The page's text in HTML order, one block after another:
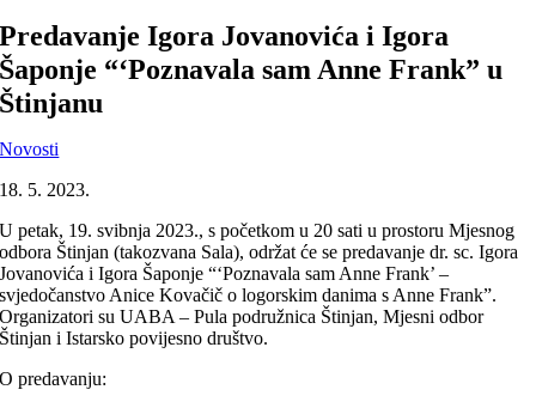
Predavanje Igora Jovanovića i Igora
Šaponje “‘Poznavala sam Anne Frank” u
Štinjanu
Novosti
18. 5. 2023.
U petak, 19. svibnja 2023., s početkom u 20 sati u prostoru Mjesnog
odbora Štinjan (takozvana Sala), održat će se predavanje dr. sc. Igora
Jovanovića i Igora Šaponje “‘Poznavala sam Anne Frank’ –
svjedočanstvo Anice Kovačič o logorskim danima s Anne Frank”.
Organizatori su UABA – Pula podružnica Štinjan, Mjesni odbor
Štinjan i Istarsko povijesno društvo.
O predavanju: